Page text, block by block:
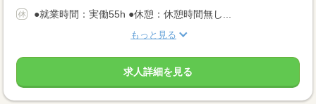
●就業時間：実働55h ●休憩：休憩時間無し...
もっと見る
求人詳細を見る